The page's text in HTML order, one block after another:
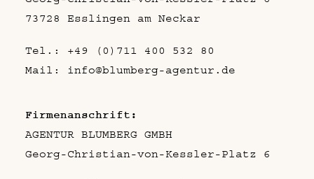
73728 Esslingen am Neckar
Tel.: +49 (0)711 400 532 80
Mail: info@blumberg-agentur.de
Firmenanschrift:
AGENTUR BLUMBERG GMBH
Georg-Christian-von-Kessler-Platz 6